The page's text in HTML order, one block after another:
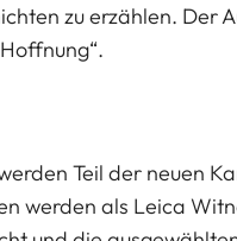
zu erzählen. Der
Teil der neuen
werden als Leica